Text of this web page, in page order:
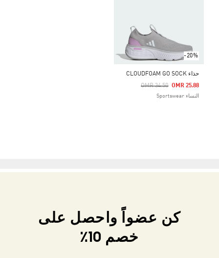
-20%
حذاء CLOUDFOAM GO SOCK
Price Reduced From
OMR 34.50
To OMR 25.88
النساء Sportswear
كن عضواً واحصل على
خصم 10٪